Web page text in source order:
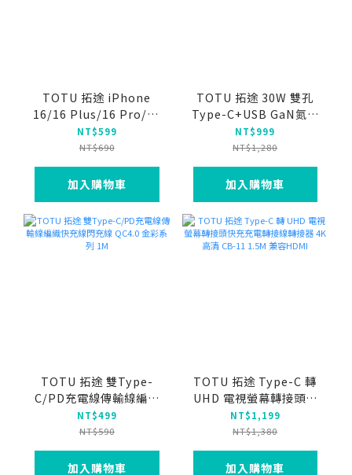
TOTU 拓途 iPhone
16/16 Plus/16 Pro/16
Pro Max 磁吸手機殼防
摔殼保護殼 晶盾
NT$599
NT$690
加入購物車
TOTU 拓途 30W 雙孔
Type-C+USB GaN氮化
鎵充電頭快充頭閃充頭充
電器 PD+QC 金彩
NT$999
NT$1,280
加入購物車
TOTU 拓途 雙Type-
C/PD充電線傳輸線編織
快充線閃充線 QC4.0 金
彩系列 1M
NT$499
NT$590
加入購物車
TOTU 拓途 Type-C 轉
UHD 電視螢幕轉接頭快
充充電轉接線轉接器 4K
高清 CB-11 1.5M 兼容
HDMI
NT$1,199
NT$1,380
加入購物車